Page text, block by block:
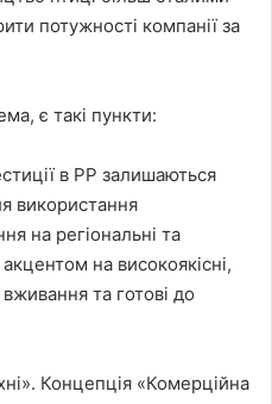
потужності компанії за
є такі пункти:
в PP залишаються
використання
на регіональні та
на високоякісні,
та готові до
Концепція «Комерційна